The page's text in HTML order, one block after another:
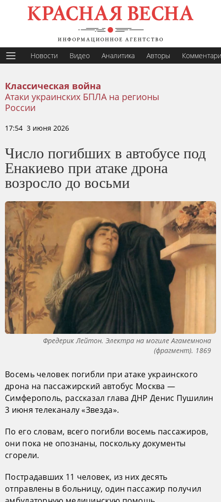
Новости Видео Аналитика Авторы
Классическая война
Атаки украинских БПЛА на регионы
России
17:54 3 июня 2026
Число погибших в автобусе под
Енакиево при атаке дрона
возросло до восьми
Фредерик Лейтон. Электра на могиле Агамемнона
(фрагмент). 1869
Восемь человек погибли при атаке украинского
дрона на пассажирский автобус Москва —
Симферополь, рассказал глава ДНР Денис Пушилин
3 июня телеканалу «Звезда».
По его словам, всего погибли восемь пассажиров,
они пока не опознаны, поскольку документы
сгорели.
Пострадавших 11 человек, из них десять
отправлены в больницу, один пассажир получил